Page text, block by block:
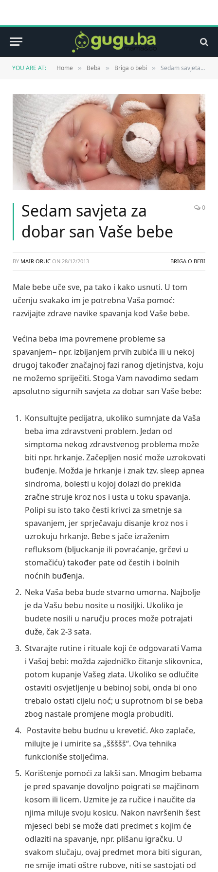
YOU ARE AT: Home » Beba » Briga o bebi » Sedam savjeta za dobar san Vaše bebe
Sedam savjeta za
dobar san Vaše bebe
0
BY MAIR ORUC ON 28/12/2013 BRIGA O BEBI
Male bebe uče sve, pa tako i kako usnuti. U tom
učenju svakako im je potrebna Vaša pomoć:
razvijajte zdrave navike spavanja kod Vaše bebe.
Većina beba ima povremene probleme sa
spavanjem– npr. izbijanjem prvih zubića ili u nekoj
drugoj također značajnoj fazi ranog djetinjstva, koju
ne možemo spriječiti. Stoga Vam navodimo sedam
apsolutno sigurnih savjeta za dobar san Vaše bebe:
Konsultujte pedijatra, ukoliko sumnjate da Vaša
beba ima zdravstveni problem. Jedan od
simptoma nekog zdravstvenog problema može
biti npr. hrkanje. Začepljen nosić može uzrokovati
buđenje. Možda je hrkanje i znak tzv. sleep apnea
sindroma, bolesti u kojoj dolazi do prekida
zračne struje kroz nos i usta u toku spavanja.
Polipi su isto tako česti krivci za smetnje sa
spavanjem, jer sprječavaju disanje kroz nos i
uzrokuju hrkanje. Bebe s jače izraženim
refluksom (bljuckanje ili povraćanje, grčevi u
stomačiću) također pate od čestih i bolnih
noćnih buđenja.
Neka Vaša beba bude stvarno umorna. Najbolje
je da Vašu bebu nosite u nosiljki. Ukoliko je
budete nosili u naručju proces može potrajati
duže, čak 2-3 sata.
Stvarajte rutine i rituale koji će odgovarati Vama
i Vašoj bebi: možda zajedničko čitanje slikovnica,
potom kupanje Vašeg zlata. Ukoliko se odlučite
ostaviti osvjetljenje u bebinoj sobi, onda bi ono
trebalo ostati cijelu noć; u suprotnom bi se beba
zbog nastale promjene mogla probuditi.
Postavite bebu budnu u krevetić. Ako zaplače,
milujte je i umirite sa „ššššš“. Ova tehnika
funkcioniše stoljećima.
Korištenje pomoći za lakši san. Mnogim bebama
je pred spavanje dovoljno poigrati se majčinom
kosom ili licem. Uzmite je za ručice i naučite da
njima miluje svoju kosicu. Nakon navršenih šest
mjeseci bebi se može dati predmet s kojim će
odlaziti na spavanje, npr. plišanu igračku. U
svakom slučaju, ovaj predmet mora biti siguran,
ne smije imati oštre rubove, niti se sastojati od